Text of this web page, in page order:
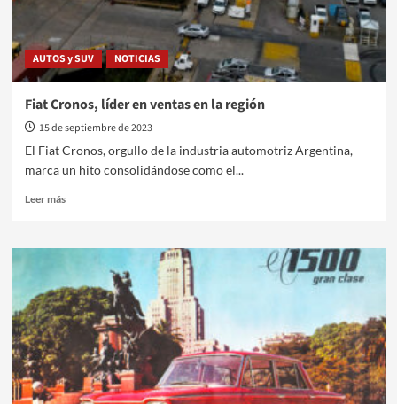
Tortugas
con
el
respaldo
Fiat
AUTOS y SUV NOTICIAS
Fiat Cronos, líder en ventas en la región
15 de septiembre de 2023
El Fiat Cronos, orgullo de la industria automotriz Argentina,
marca un hito consolidándose como el...
Leer másLeer
Fiat
Cronos,
en
ventas
en
región